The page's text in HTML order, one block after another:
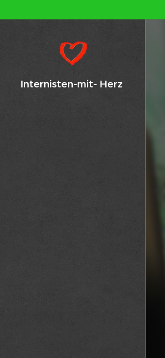
Internisten-mit- Herz